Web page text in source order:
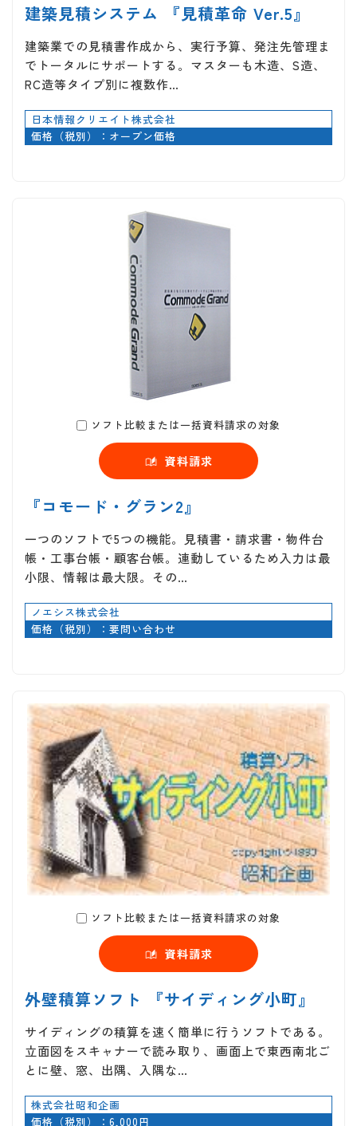
建築見積システム 『見積革命 Ver.5』
建築業での見積書作成から、実行予算、発注先管理ま
でトータルにサポートする。マスターも木造、S造、
RC造等タイプ別に複数作…
日本情報クリエイト株式会社
価格（税別）：オープン価格
ソフト比較または一括資料請求の対象
資料請求
『コモード・グラン2』
一つのソフトで5つの機能。見積書・請求書・物件台
帳・工事台帳・顧客台帳。連動しているため入力は最
小限、情報は最大限。その…
ノエシス株式会社
価格（税別）：要問い合わせ
ソフト比較または一括資料請求の対象
資料請求
外壁積算ソフト 『サイディング小町』
サイディングの積算を速く簡単に行うソフトである。
立面図をスキャナーで読み取り、画面上で東西南北ご
とに壁、窓、出隅、入隅な…
株式会社昭和企画
価格（税別）：6,000円